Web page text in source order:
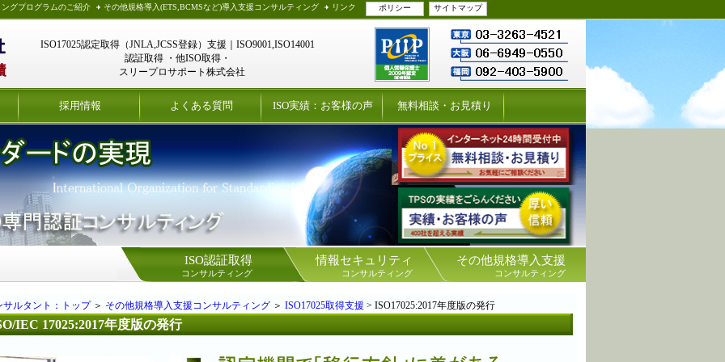
グプログラムのご紹介 その他規格導入(ETS,BCMSなど)導入支援コンサルティング リンク ポリシー サイトマップ
ISO17025認定取得（JNLA,JCSS登録）支援｜ISO9001,ISO14001
認証取得 ・他ISO取得・
スリープロサポート株式会社
採用情報 よくある質問 ISO実績：お客様の声 無料相談・お見積り
ISO認証取得
コンサルティング
情報セキュリティ
コンサルティング
その他規格導入支援
コンサルティング
サルタント：トップ＞ その他規格導入支援コンサルティング ＞ ISO17025取得支援 > ISO17025:2017年度版の発行
IEC 17025:2017年度版の発行